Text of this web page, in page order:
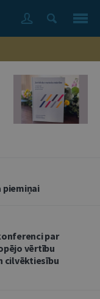
piemiņai
par
vērtību
cilvēktiesību